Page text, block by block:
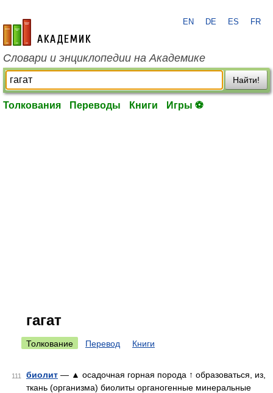
academic.ru
EN DE ES FR
Словари и энциклопедии на Академике
Найти!
Толкования Переводы Книги Игры ⚽
гагат
Толкование Перевод Книги
111 биолит — ▲ осадочная горная порода ↑ образоваться, из,
ткань (организма) биолиты органогенные минеральные